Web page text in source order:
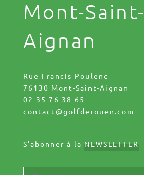
Mont-Saint-
Aignan
Rue Francis Poulenc
76130 Mont-Saint-Aignan
02 35 76 38 65
contact@golfderouen.com
S'abonner à la NEWSLETTER